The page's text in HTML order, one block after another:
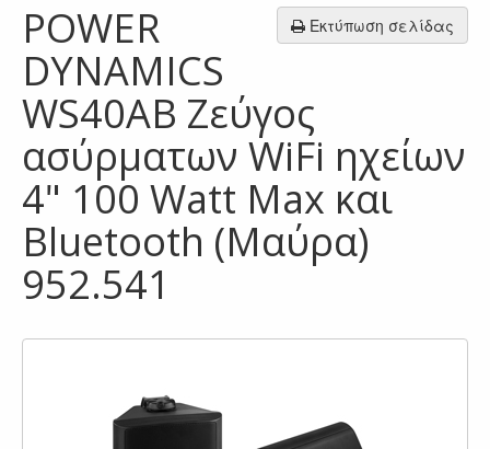
Εκτύπωση σελίδας
POWER
DYNAMICS
WS40AB Ζεύγος
ασύρματων WiFi ηχείων
4" 100 Watt Max και
Bluetooth (Μαύρα)
952.541